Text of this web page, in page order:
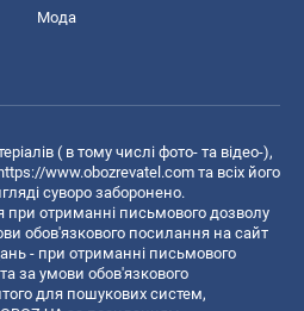
Мода
( в тому числі фото- та відео-),
www.obozrevatel.com та всіх його
суворо заборонено.
при отриманні письмового дозволу
обов'язкового посилання на сайт
- при отриманні письмового
за умови обов'язкового
для пошукових систем,